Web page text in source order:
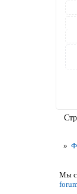
»
Мы